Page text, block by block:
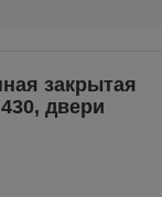
закрытая
двери